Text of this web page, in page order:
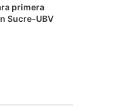
primera
Sucre-UBV